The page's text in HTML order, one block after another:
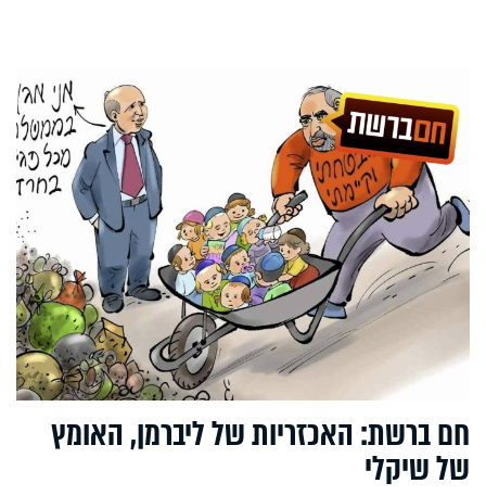
חם ברשת: האכזריות של ליברמן, האומץ
של שיקלי